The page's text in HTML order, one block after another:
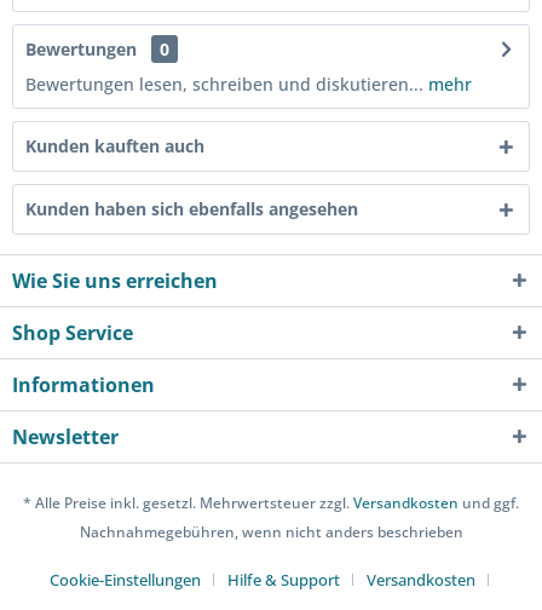
Bewertungen
0
Bewertungen lesen, schreiben und diskutieren... mehr
Kunden kauften auch
Kunden haben sich ebenfalls angesehen
Wie Sie uns erreichen
Shop Service
Informationen
Newsletter
* Alle Preise inkl. gesetzl. Mehrwertsteuer zzgl.Versandkosten und ggf.
Nachnahmegebühren, wenn nicht anders beschrieben
Cookie-Einstellungen Hilfe & Support Versandkosten